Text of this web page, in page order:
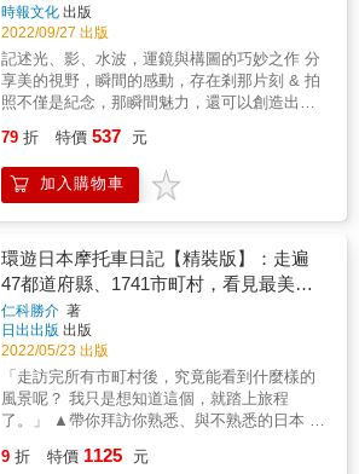
夠作為妳早期的指導老師之一，我深感榮幸；
多年來一直樂見妳在技術與事業上的蓬勃發
展。恭賀妳迄今獲得的成就，我期待且將繼續
關注妳進入攝影藝術的新一篇章。好好享受這
美好的旅程！ I&rsquo;m proud to be
recognized as one of your early mentors and
have enjoyed watching your skills a nd career
our successes so far and I will be looking
forward to following your next chapter. Savour
the journey ! &mdash;&mdash;美國國家地理
Yamashita） &
時報文化 出版
2022/09/27 出版
記述光、影、水波，運鏡與構圖的巧妙之作 分
享美的視野，瞬間的感動，存在剎那片刻 & 拍
照不僅是紀念，那瞬間魅力，還可以創造出獨
花、樹，甚至於光和影&hellip;&hellip; & 沐光
中的台北101；瀨戶內海水靜如鏡令人醉；剪剪
風輕柔的吹過； 燈影柳浪在暗夜中飛舞絢麗的
&hellip;&hellip; 80張作品。 & 自自然然，在作
者的眼中構成輪廓， 停格在他的映像裡， 化為
快門下的影像作品！ 掌鏡的美麗人生！ &
79 折 特價 537 元
加入購物車
環遊日本摩托車日記【精裝版】：走遍
47都道府縣、1741市町村，看見最美麗
的日本風景
仁科勝介 著
日出出版 出版
2022/05/23 出版
「走訪完所有市町村後，究竟能看到什麼樣的
風景呢？ 我只是想知道這個，就踏上旅程
了。」 ▲帶你拜訪你熟悉、與不熟悉的日本 ▲
中，有1741個日本的故事 日本共有47個都道府
9 折 特價 1125 元